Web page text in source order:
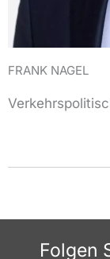
FRANK NAGEL
Folgen